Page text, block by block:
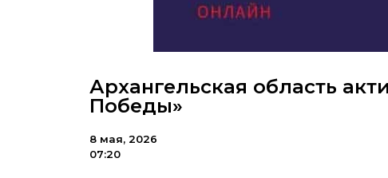
Архангельская область
Победы»
8 мая, 2026
07:20